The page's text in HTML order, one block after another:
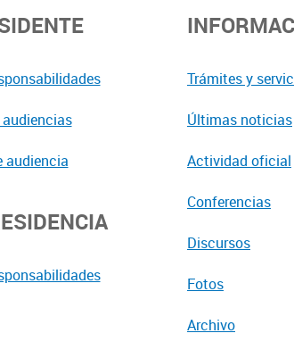
audiencia
Trámites y
Últimas noticias
Actividad oficial
Conferencias
Discursos
Fotos
Archivo